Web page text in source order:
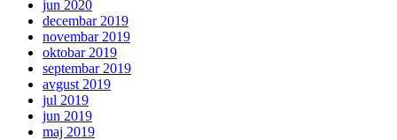
jun 2020
decembar 2019
novembar 2019
oktobar 2019
septembar 2019
avgust 2019
jul 2019
jun 2019
maj 2019